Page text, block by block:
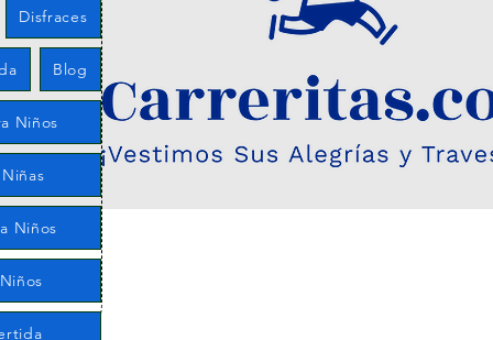
Disfraces
Blog
Niños
Niños